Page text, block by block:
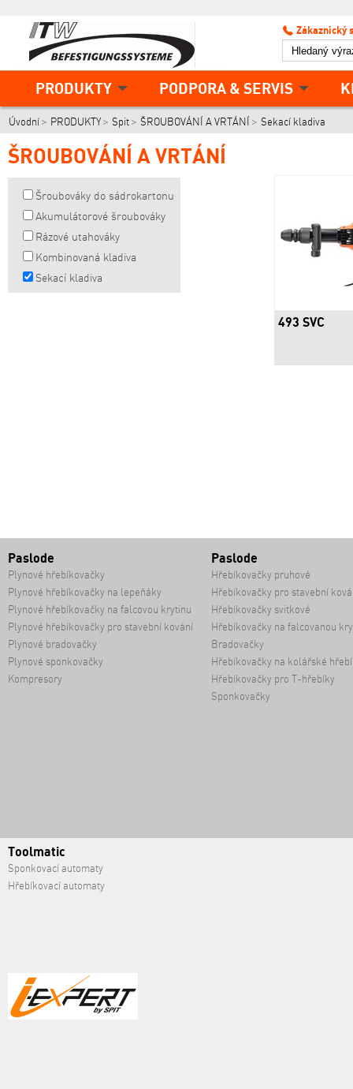
PRODUKTY PODPORA & SERVIS
Zákaznický
Úvodní PRODUKTY Spit ŠROUBOVÁNÍ A VRTÁNÍ Sekací kladiva
ŠROUBOVÁNÍ A VRTÁNÍ
Šroubováky do sádrokartonu
Akumulátorové šroubováky
Rázové utahováky
Kombinovaná kladiva
Sekací kladiva
493 SVC
Paslode
Plynové hřebíkovačky
Plynové hřebíkovačky na lepeňáky
Plynové hřebíkovačky na falcovou krytinu
Plynové hřebíkovačky pro stavební kování
Plynové bradovačky
Plynové sponkovačky
Kompresory
Paslode
Hřebíkovačky pruhové
Hřebíkovačky pro stavební
Hřebíkovačky svitkové
Hřebíkovačky na falcovanou
Bradovačky
Hřebíkovačky na kolářské
Hřebíkovačky pro T-hřebíky
Sponkovačky
Toolmatic
Sponkovací automaty
Hřebíkovací automaty